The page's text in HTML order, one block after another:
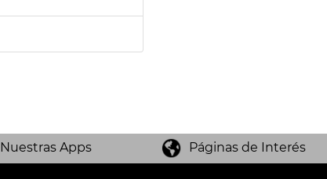
Nuestras Apps Páginas de Interés